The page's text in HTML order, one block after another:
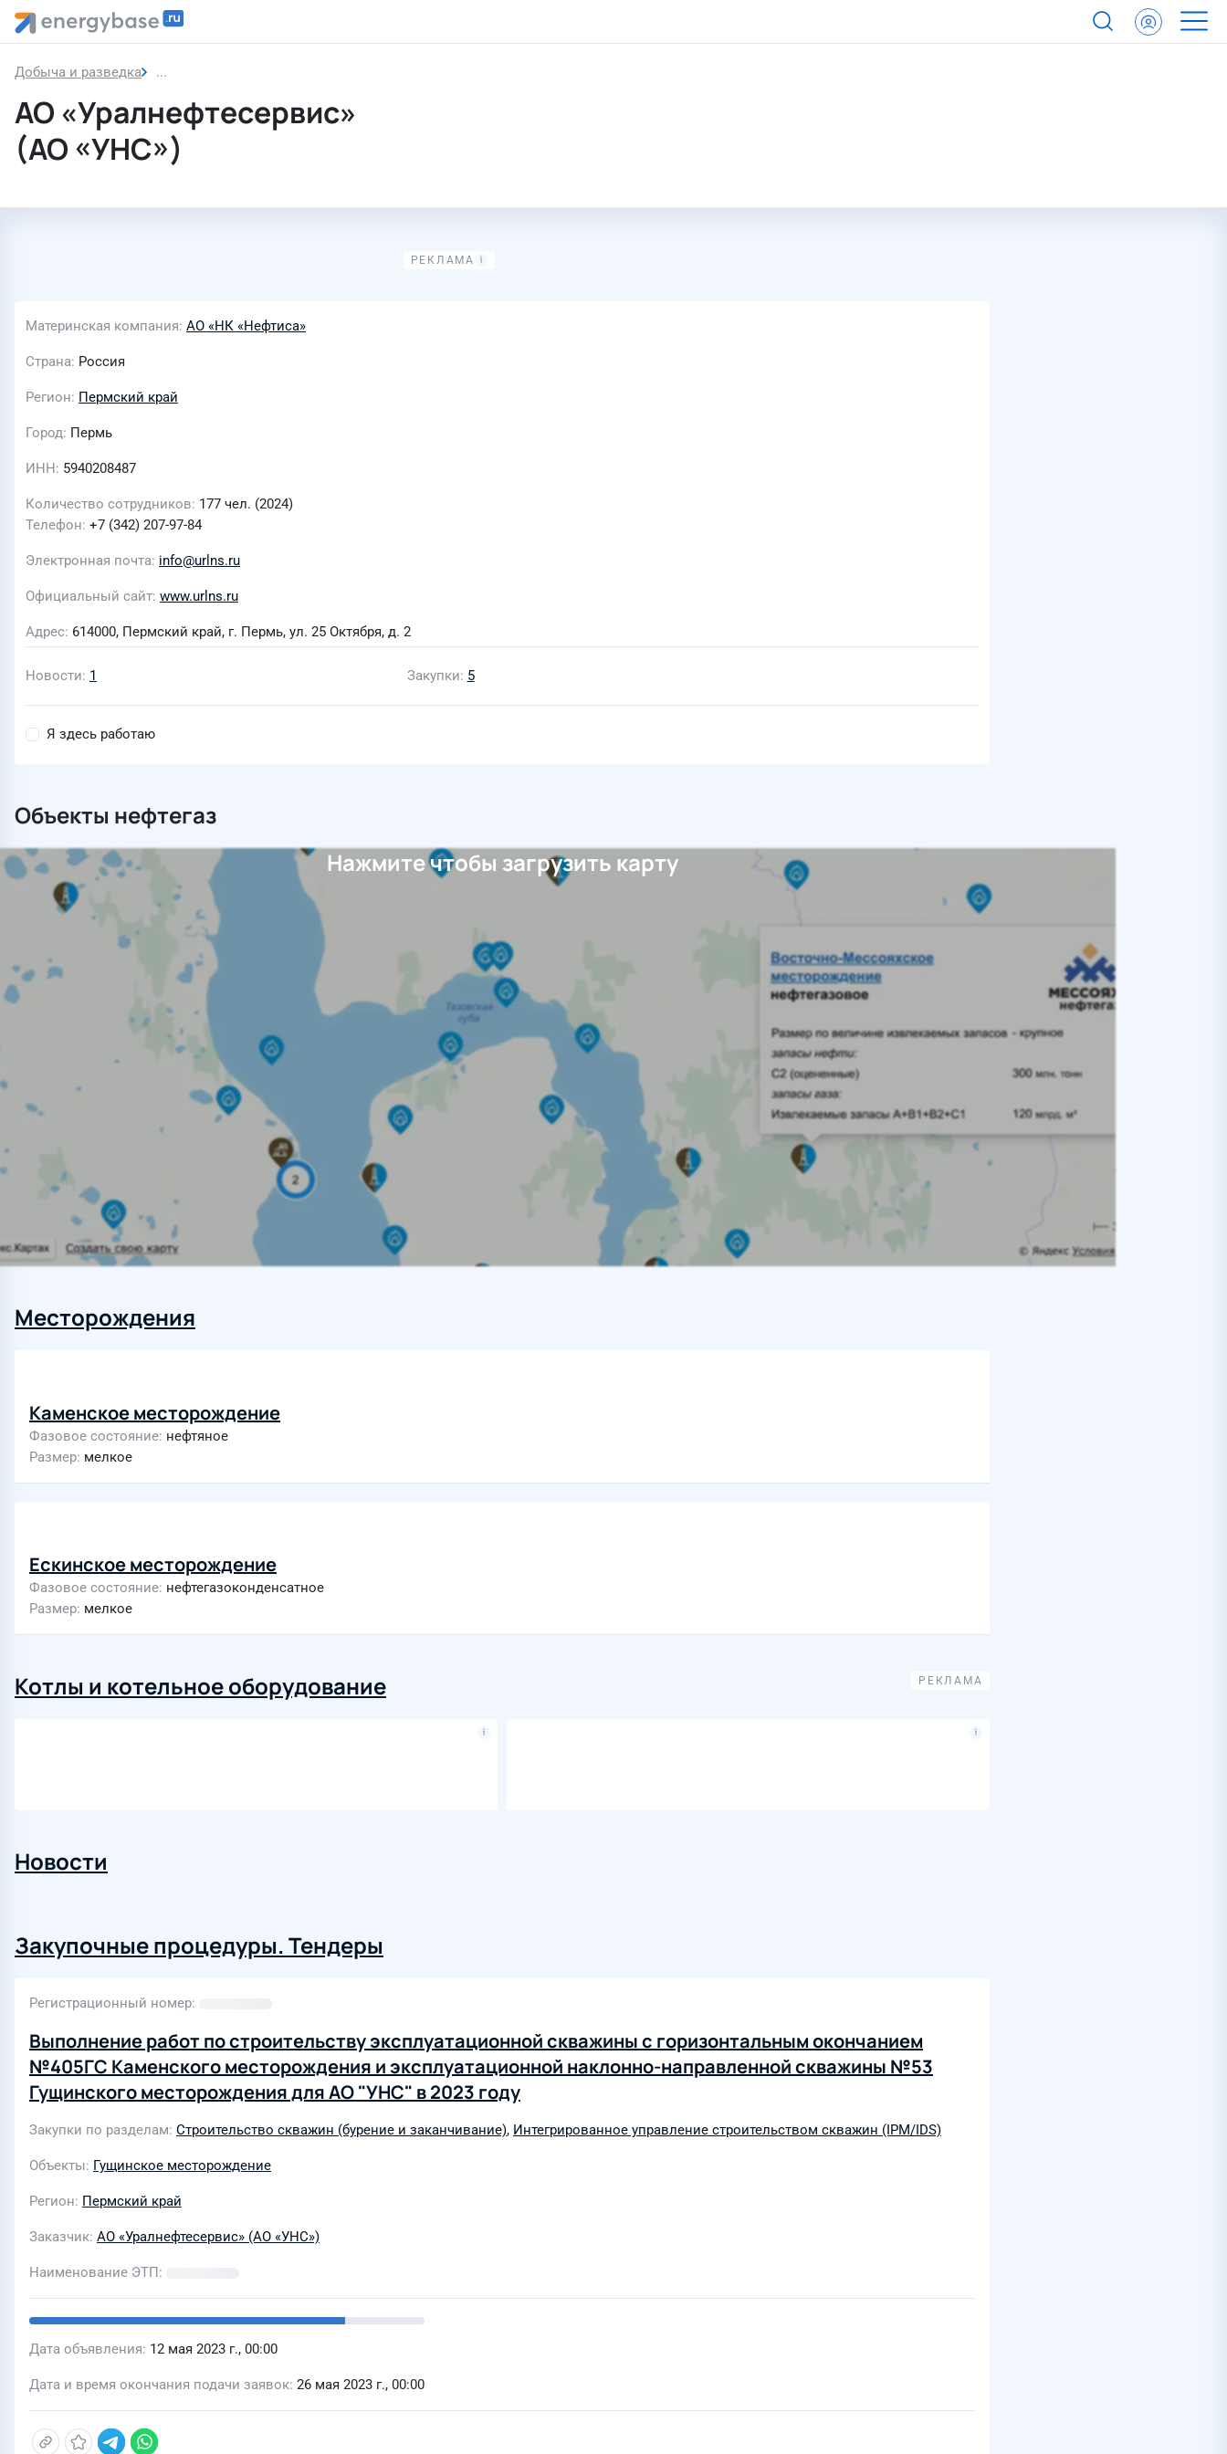
Добыча и разведка АО «Уралнефтесервис» (АО «УНС»)
АО «Уралнефтесервис»
(АО «УНС»)
Материнская компания АО «НК «Нефтиса»
Страна Россия
Регион Пермский край
Город Пермь
ИНН 5940208487
Количество сотрудников 177 чел. (2024)
Телефон +7 (342) 207-97-84
Электронная почта info@urlns.ru
Официальный сайт www.urlns.ru
Адрес 614000, Пермский край, г. Пермь, ул. 25 Октября, д. 2
Новости 1 Закупки 5
Я здесь работаю
Объекты нефтегаз
Нажмите чтобы загрузить карту
Месторождения
Каменское месторождение
Фазовое состояние нефтяное
Размер мелкое
Ескинское месторождение
Фазовое состояние нефтегазоконденсатное
Размер мелкое
Котлы и котельное оборудование
Новости
Закупочные процедуры. Тендеры
Регистрационный номер
Выполнение работ по строительству эксплуатационной скважины с горизонтальным окончанием
№405ГС Каменского месторождения и эксплуатационной наклонно-направленной скважины №53
Гущинского месторождения для АО "УНС" в 2023 году
Закупки по разделам Строительство скважин (бурение и заканчивание), Интегрированное управление строительством скважин (IPM/IDS)
Объекты Гущинское месторождение
Регион Пермский край
Заказчик АО «Уралнефтесервис» (АО «УНС»)
Наименование ЭТП
Дата объявления 12 мая 2023 г., 00:00
Дата и время окончания подачи заявок 26 мая 2023 г., 00:00